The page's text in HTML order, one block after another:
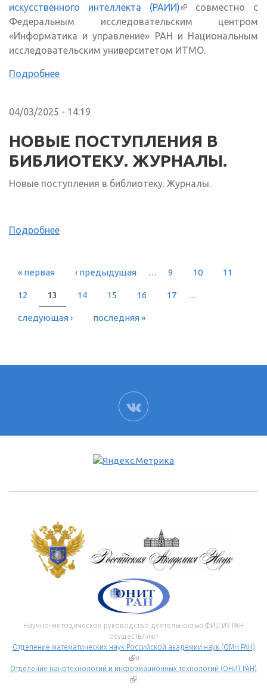
искусственного интеллекта (РАИИ)(внешняя ссылка)
совместно с
Федеральным исследовательским центром
«Информатика и управление» РАН и Национальным
исследовательским университетом ИТМО.
Подробнее
04/03/2025 - 14:19
НОВЫЕ ПОСТУПЛЕНИЯ В
БИБЛИОТЕКУ. ЖУРНАЛЫ.
Новые поступления в библиотеку. Журналы.
Подробнее
СТРАНИЦЫ
« первая ‹ предыдущая … 9 10 11
12 13 14 15 16 17 …
следующая › последняя »
ВК
Научно-методическое руководство деятельностью ФИЦ ИУ РАН
осуществляют
Отделение математических наук Российской академии наук (ОМН РАН)
(внешняя ссылка)
и
Отделение нанотехнологий и информационных технологий (ОНИТ РАН)
(внешняя ссылка)
.